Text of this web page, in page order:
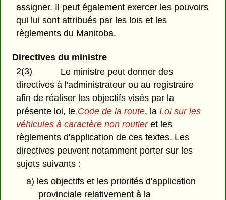
assigner. Il peut également exercer les pouvoirs
qui lui sont attribués par les lois et les
règlements du Manitoba.
Directives du ministre
2(3)
Le ministre peut donner des
directives à l'administrateur ou au registraire
afin de réaliser les objectifs visés par la
présente loi, le Code de la route, laLoi sur les
véhicules à caractère non routieret les
règlements d'application de ces textes. Les
directives peuvent notamment porter sur les
sujets suivants :
a) les objectifs et les priorités d'application
provinciale relativement à la